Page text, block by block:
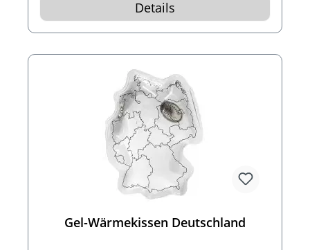
Details
Gel-Wärmekissen Deutschland